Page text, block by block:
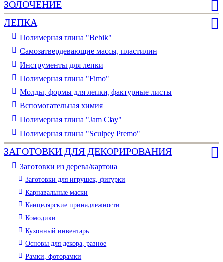
ЗОЛОЧЕНИЕ
ЛЕПКА
Полимерная глина "Bebik"
Самозатвердевающие массы, пластилин
Инструменты для лепки
Полимерная глина "Fimo"
Молды, формы для лепки, фактурные листы
Вспомогательная химия
Полимерная глина "Jam Clay"
Полимерная глина "Sculpey Premo"
ЗАГОТОВКИ ДЛЯ ДЕКОРИРОВАНИЯ
Заготовки из дерева/картона
Заготовки для игрушек, фигурки
Карнавальные маски
Канцелярские принадлежности
Комодики
Кухонный инвентарь
Основы для декора, разное
Рамки, фоторамки